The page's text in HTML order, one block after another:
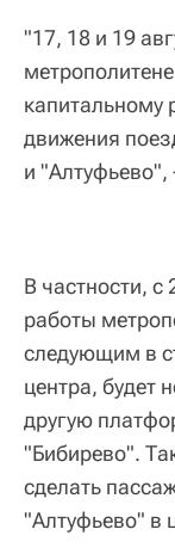
"17, 18 и 19
капитальному
движения
и "Алтуфьево",
В частности, с
работы
следующим в
центра, будет
другую
"Бибирево".
сделать
"Алтуфьево" в